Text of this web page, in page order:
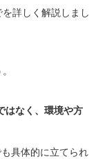
詳しく解説しまし
はなく、環境や方
具体的に立てられ